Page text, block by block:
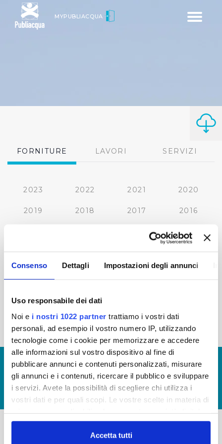
Consenso Dettagli Impostazioni degli annunci
Uso responsabile dei dati
Noi e i nostri 1022 partner trattiamo i vostri dati
personali, ad esempio il vostro numero IP, utilizzando
tecnologie come i cookie per memorizzare e accedere
alle informazioni sul vostro dispositivo al fine di
pubblicare annunci e contenuti personalizzati, misurare
gli annunci e i contenuti, ricercare il pubblico e sviluppare
i servizi. Avete la possibilità di scegliere chi utilizza i
vostri dati e per quali scopi. Le vostre scelte in materia di
in cui avete effettuato le vostre scelte. È possibile
modificare o revocare il proprio consenso in qualsiasi
Accetta tutti
Toggle
MYPUBLIACQUA
FORNITURE LAVORI SERVIZI
2023 2022 2021 2020
2019 2018 2017 2016
2012
2011 2010 2009 2008
‹ precedente 2
© Copyright 2017 - 2026
GLOSSARIO
GIUDICA IL SERVIZIO
LAVORA CON NOI